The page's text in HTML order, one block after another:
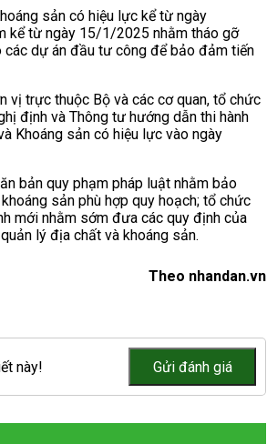
sản có hiệu lực kể từ ngày
kể từ ngày 15/1/2025 nhằm tháo gỡ
các dự án đầu tư công để bảo đảm tiến
vị trực thuộc Bộ và các cơ quan, tổ chức
định và Thông tư hướng dẫn thi hành
Khoáng sản có hiệu lực vào ngày
bản quy phạm pháp luật nhằm bảo
sản phù hợp quy hoạch; tổ chức
mới nhằm sớm đưa các quy định của
lý địa chất và khoáng sản.
Theo nhandan.vn
này!